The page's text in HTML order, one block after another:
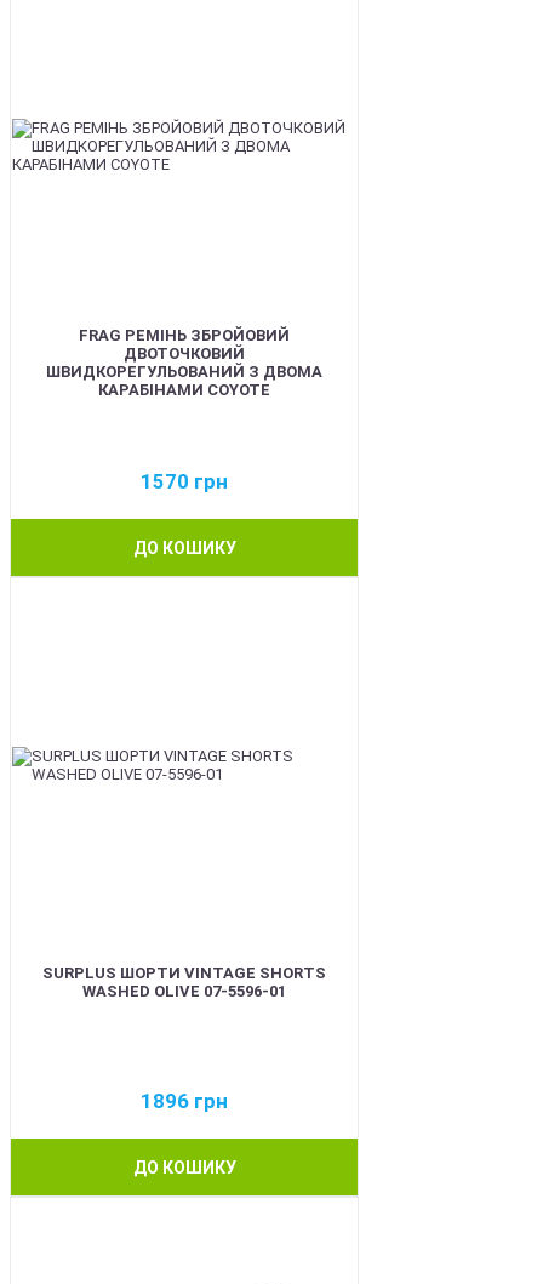
FRAG РЕМІНЬ ЗБРОЙОВИЙ
ДВОТОЧКОВИЙ
ШВИДКОРЕГУЛЬОВАНИЙ З ДВОМА
КАРАБІНАМИ COYOTE
1570 грн
ДО КОШИКУ
SURPLUS ШОРТИ VINTAGE SHORTS
WASHED OLIVE 07-5596-01
1896 грн
ДО КОШИКУ